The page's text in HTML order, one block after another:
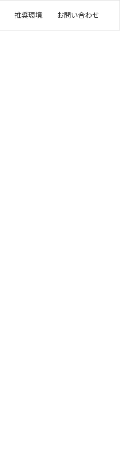
推奨環境 お問い合わせ